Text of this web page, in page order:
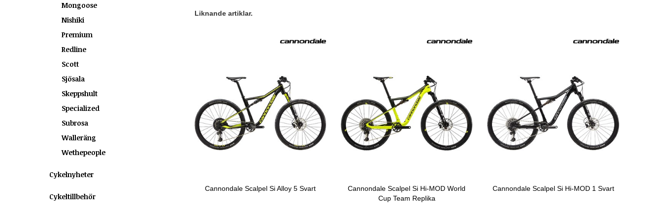
Mongoose
Nishiki
Premium
Redline
Scott
Sjösala
Skeppshult
Specialized
Subrosa
Walleräng
Wethepeople
Cykelnyheter
Cykeltillbehör
Liknande artiklar.
Cannondale Scalpel Si Alloy 5 Svart
Cannondale Scalpel Si Hi-MOD World
Cup Team Replika
Cannondale Scalpel Si Hi-MOD 1 Svart